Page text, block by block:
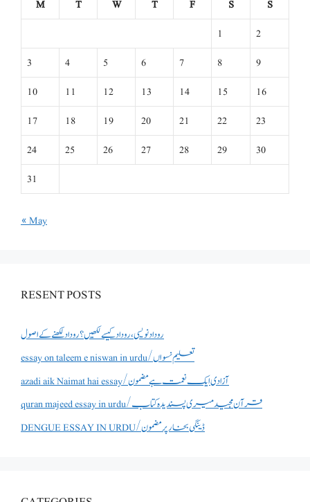
M
T W T F S
S
1
2
3
4 5 6 7 8
9
10
11 12 13 14 15
16
17
18 19 20 21 22
23
24
25 26 27 28 29
30
31
« May
RESENT POSTS
روداد نویسی ،روداد کیسے لکھیں؟ روداد لکھنے کے اصول
essay on taleem e niswan in urdu/تعلیم نسواں
azadi aik Naimat hai essay/آزادی ایک نعمت ہے مضمون
quran majeed essay in urdu/قرآن مجید میری پسندیدہ کتاب
DENGUE ESSAY IN URDU/ڈینگی بخار پر مضمون